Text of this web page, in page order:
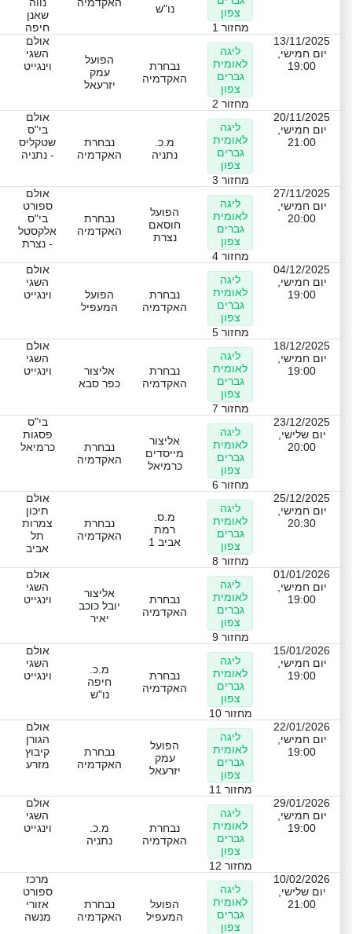
צפון
מחזור 1
נו"ש
שאנן
חיפה
13/11/2025
יום חמישי,
19:00
ליגה
לאומית
גברים
צפון
מחזור 2
נבחרת
האקדמיה
הפועל
עמק
יזרעאל
אולם
השגי
וינגייט
20/11/2025
יום חמישי,
21:00
ליגה
לאומית
גברים
צפון
מחזור 3
מ.כ.
נתניה
נבחרת
האקדמיה
אולם
בי"ס
שטקליס
- נתניה
27/11/2025
יום חמישי,
20:00
ליגה
לאומית
גברים
צפון
מחזור 4
הפועל
חוסאם
נצרת
נבחרת
האקדמיה
אולם
ספורט
בי"ס
אלקסטל
- נצרת
04/12/2025
יום חמישי,
19:00
ליגה
לאומית
גברים
צפון
מחזור 5
נבחרת
האקדמיה
הפועל
המעפיל
אולם
השגי
וינגייט
18/12/2025
יום חמישי,
19:00
ליגה
לאומית
גברים
צפון
מחזור 7
נבחרת
האקדמיה
אליצור
כפר סבא
אולם
השגי
וינגייט
23/12/2025
יום שלישי,
20:00
ליגה
לאומית
גברים
צפון
מחזור 6
אליצור
מייסדים
כרמיאל
נבחרת
האקדמיה
בי"ס
פסגות
כרמיאל
25/12/2025
יום חמישי,
20:30
ליגה
לאומית
גברים
צפון
מחזור 8
מ.ס.
רמת
אביב 1
נבחרת
האקדמיה
אולם
תיכון
צמרות
תל
אביב
01/01/2026
יום חמישי,
19:00
ליגה
לאומית
גברים
צפון
מחזור 9
נבחרת
האקדמיה
אליצור
יובל כוכב
יאיר
אולם
השגי
וינגייט
15/01/2026
יום חמישי,
19:00
ליגה
לאומית
גברים
צפון
מחזור 10
נבחרת
האקדמיה
מ.כ.
חיפה
נו"ש
אולם
השגי
וינגייט
22/01/2026
יום חמישי,
19:00
ליגה
לאומית
גברים
צפון
מחזור 11
הפועל
עמק
יזרעאל
נבחרת
האקדמיה
אולם
הגורן
קיבוץ
מזרע
29/01/2026
יום חמישי,
19:00
ליגה
לאומית
גברים
צפון
מחזור 12
נבחרת
האקדמיה
מ.כ.
נתניה
אולם
השגי
וינגייט
10/02/2026
יום שלישי,
21:00
ליגה
לאומית
גברים
צפון
הפועל
המעפיל
נבחרת
האקדמיה
מרכז
ספורט
אזורי
מנשה